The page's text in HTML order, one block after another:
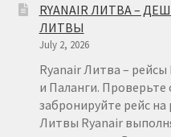
RYANAIR ЛИТВА –
ЛИТВЫ
July 2, 2026
Ryanair Литва – рейсы
и Паланги.
забронируйте рейс на
Литвы Ryanair